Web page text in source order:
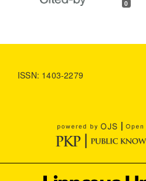
0
ISSN: 1403-2279